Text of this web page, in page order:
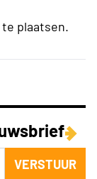
plaatsen.
VERSTUUR